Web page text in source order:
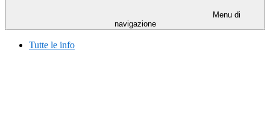
Menu di
navigazione
Tutte le info